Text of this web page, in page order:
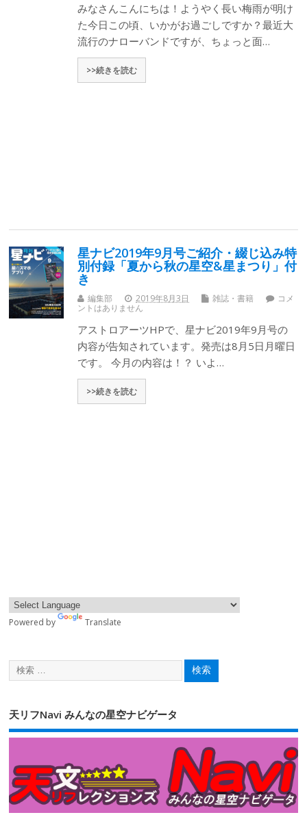
みなさんこんにちは！ようやく長い梅雨が明け
た今日この頃、いかがお過ごしですか？最近大
流行のナローバンドですが、ちょっと面…
>>続きを読む
星ナビ2019年9月号ご紹介・綴じ込み特
別付録「夏から秋の星空&星まつり」付
き
編集部 2019年8月3日 雑誌・書籍
コメ
ントはありません
アストロアーツHPで、星ナビ2019年9月号の
内容が告知されています。発売は8月5日月曜日
です。 今月の内容は！？ いよ…
>>続きを読む
Powered by Translate
天リフNavi みんなの星空ナビゲータ